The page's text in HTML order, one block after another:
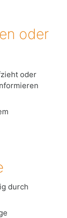
oder
oder
durch